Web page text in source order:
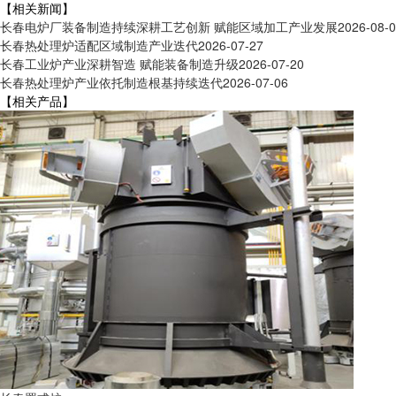
【相关新闻】
长春电炉厂装备制造持续深耕工艺创新 赋能区域加工产业发展2026-08-
长春热处理炉适配区域制造产业迭代2026-07-27
长春工业炉产业深耕智造 赋能装备制造升级2026-07-20
长春热处理炉产业依托制造根基持续迭代2026-07-06
【相关产品】